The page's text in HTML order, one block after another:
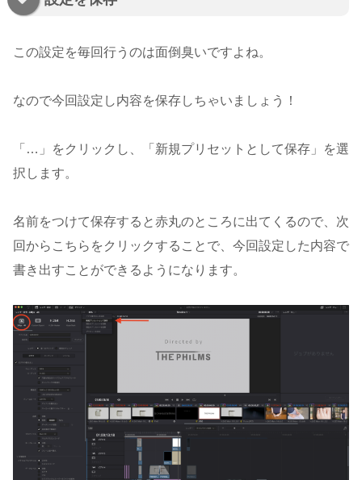
この設定を毎回行うのは面倒臭いですよね。
なので今回設定し内容を保存しちゃいましょう！
「…」をクリックし、「新規プリセットとして保存」を選
択します。
名前をつけて保存すると赤丸のところに出てくるので、次
回からこちらをクリックすることで、今回設定した内容で
書き出すことができるようになります。